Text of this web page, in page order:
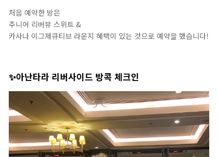
처음 예약한 방은
주니어 리버뷰 스위트 &
카사나 이그제큐티브 라운지 혜택이 있는 것으로 예약을 했습니다!
✨아난타라 리버사이드 방콕 체크인